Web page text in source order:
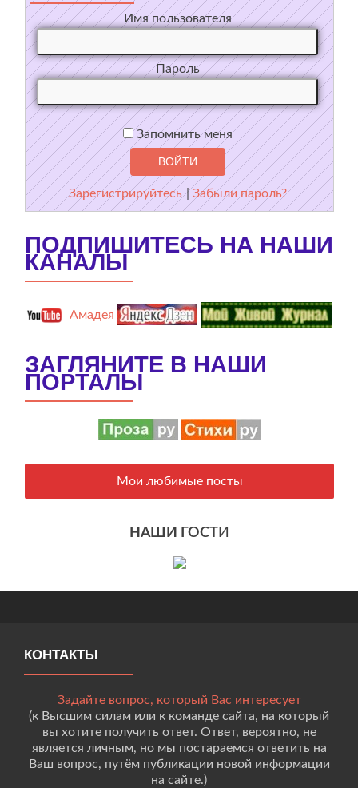
Имя пользователя
Пароль
Запомнить меня
Зарегистрируйтесь |Забыли пароль?
ПОДПИШИТЕСЬ НА НАШИ
КАНАЛЫ
Амадея
ЗАГЛЯНИТЕ В НАШИ
ПОРТАЛЫ
Мои любимые посты
НАШИ ГОСТИ
КОНТАКТЫ
Задайте вопрос, который Вас интересует
(к Высшим силам или к команде сайта, на который
вы хотите получить ответ. Ответ, вероятно, не
является личным, но мы постараемся ответить на
Ваш вопрос, путём публикации новой информации
на сайте.)